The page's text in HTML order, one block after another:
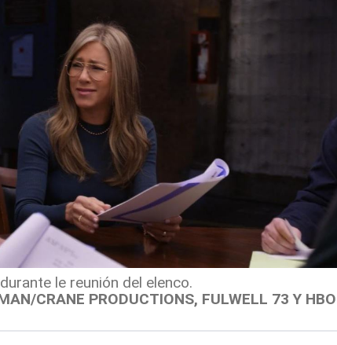
le reunión del elenco.
CRANE PRODUCTIONS, FULWELL 73 Y HBO